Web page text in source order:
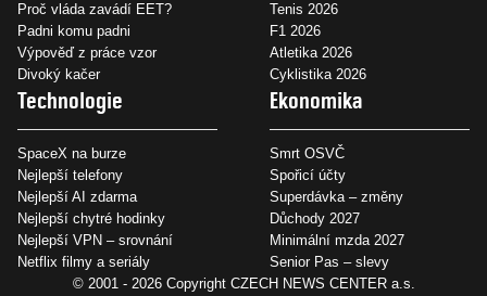
Proč vláda zavádí EET?
Padni komu padni
Výpověď z práce vzor
Divoký kačer
Tenis 2026
F1 2026
Atletika 2026
Cyklistika 2026
Technologie
SpaceX na burze
Nejlepší telefony
Nejlepší AI zdarma
Nejlepší chytré hodinky
Nejlepší VPN – srovnání
Netflix filmy a seriály
Ekonomika
Smrt OSVČ
Spořicí účty
Superdávka – změny
Důchody 2027
Minimální mzda 2027
Senior Pas – slevy
© 2001 - 2026 Copyright CZECH NEWS CENTER a.s.